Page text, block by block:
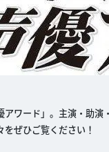
アワード」。主演・助
ぜひご覧ください！